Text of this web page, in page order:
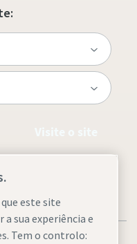
este site
sua experiência e
Tem o controlo: